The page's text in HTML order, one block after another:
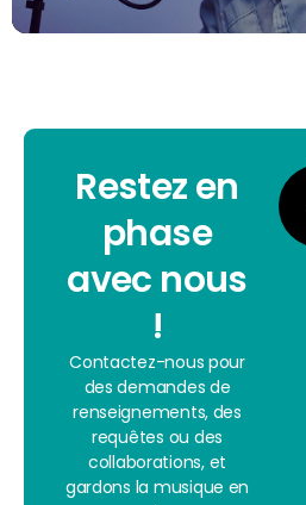
Restez en
phase
avec nous
!
Contactez-nous pour
des demandes de
renseignements, des
requêtes ou des
collaborations, et
gardons la musique en